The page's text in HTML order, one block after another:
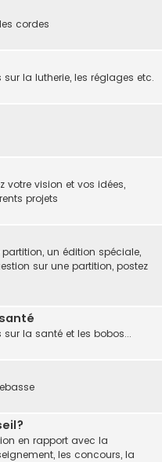
cordes
la lutherie, les réglages etc.
votre vision et vos idées,
projets
un édition spéciale,
sur une partition, postez
la santé et les bobos...
en rapport avec la
les concours, la